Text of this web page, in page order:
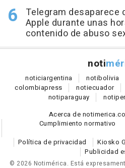
Telegram desaparece
Apple durante unas
contenido de abuso
noti
noticiargentina notibolivia
colombiapress notiecuador
notiparaguay noti
Acerca de
Cumplimiento normativo
Política de privacidad
Kiosko
Publicidad
© 2026 Notimérica. Está